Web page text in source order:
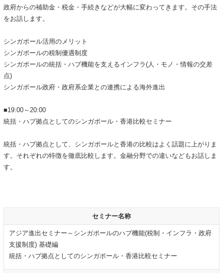
政府からの補助金・税金・手続きなどが大幅に変わってきます。その手法
をお話します。
シンガポール活用のメリット
シンガポールの税制優遇制度
シンガポールの統括・ハブ機能を支えるインフラ(人・モノ・情報の交差
点)
シンガポール政府・政府系企業との連携による海外進出
■19:00～20:00
統括・ハブ拠点としてのシンガポール・香港比較セミナー
統括・ハブ拠点として、シンガポールと香港の比較はよく話題に上がりま
す。それぞれの特徴を徹底比較します。金融分野での違いなどもお話しま
す。
セミナー名称
アジア進出セミナー～シンガポールのハブ機能(税制・インフラ・政府
支援制度) 基礎編
統括・ハブ拠点としてのシンガポール・香港比較セミナー